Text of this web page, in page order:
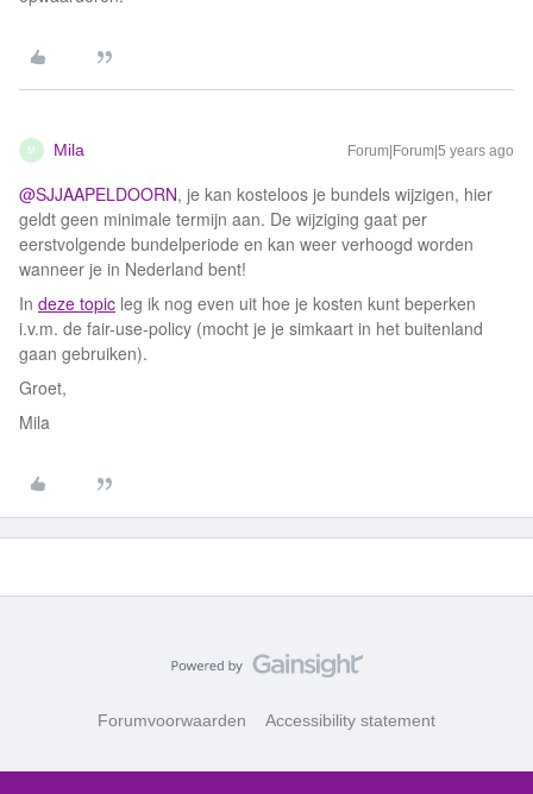
M Mila Forum|Forum|5 years ago
@SJJAAPELDOORN, je kan kosteloos je bundels wijzigen, hier
geldt geen minimale termijn aan. De wijziging gaat per
eerstvolgende bundelperiode en kan weer verhoogd worden
wanneer je in Nederland bent!
In deze topic leg ik nog even uit hoe je kosten kunt beperken
i.v.m. de fair-use-policy (mocht je je simkaart in het buitenland
gaan gebruiken).
Groet,
Mila
Forumvoorwaarden Accessibility statement